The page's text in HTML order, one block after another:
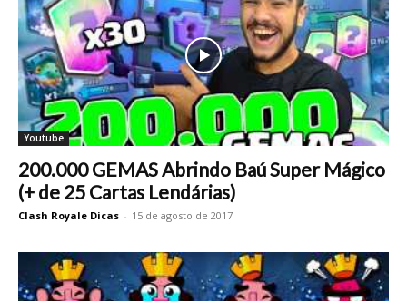
Youtube
200.000 GEMAS Abrindo Baú Super Mágico
(+ de 25 Cartas Lendárias)
Clash Royale Dicas - 15 de agosto de 2017